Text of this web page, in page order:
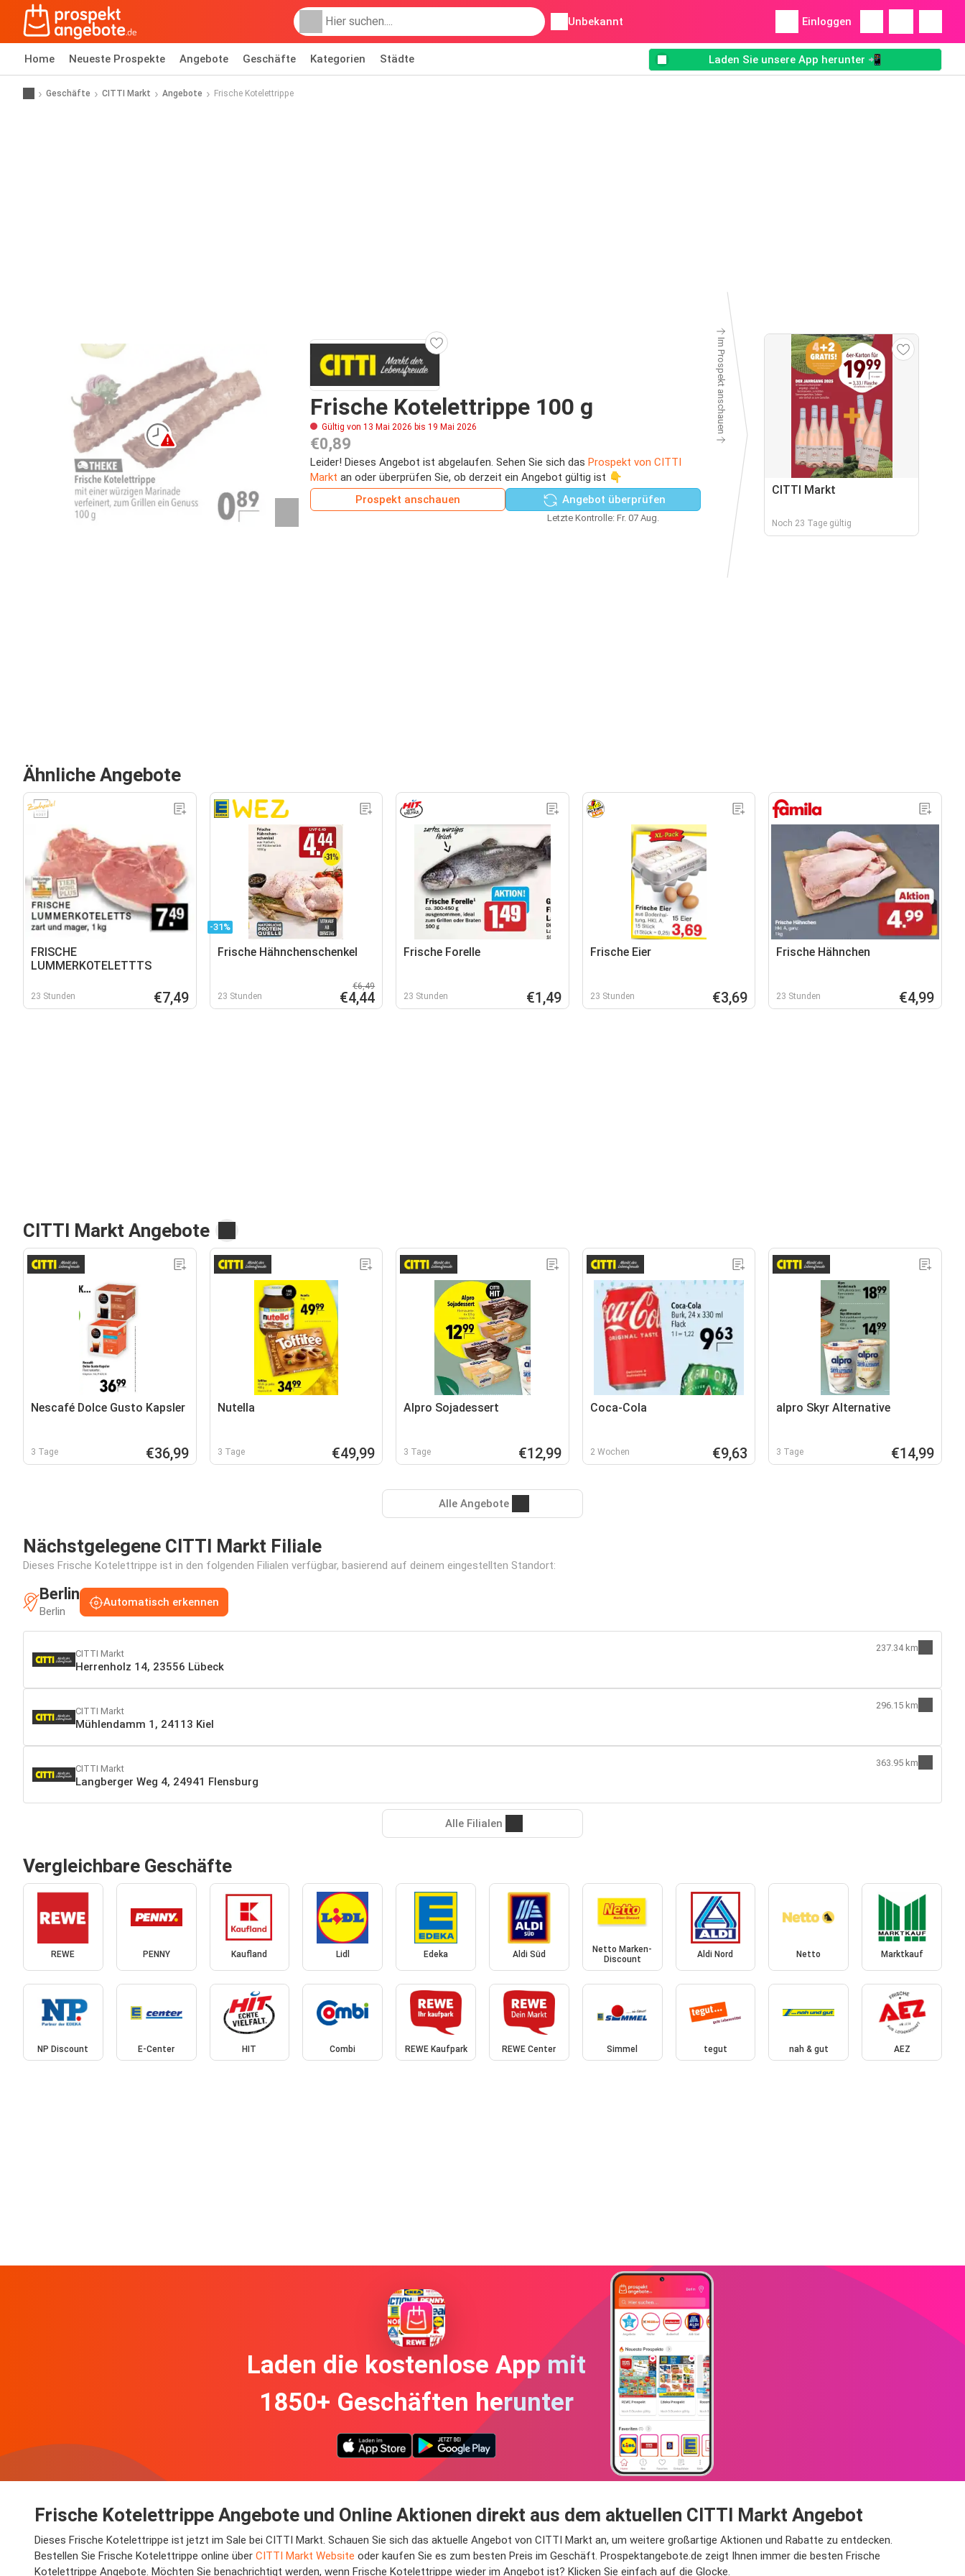
Unbekannt Einloggen
Home Neueste Prospekte Angebote Geschäfte Kategorien Städte Laden Sie unsere App herunter 📲
Geschäfte CITTI Markt Angebote Frische Kotelettrippe
Frische Kotelettrippe 100 g
Gültig von 13 Mai 2026 bis 19 Mai 2026
€0,89
Leider! Dieses Angebot ist abgelaufen. Sehen Sie sich das Prospekt von CITTI
Markt an oder überprüfen Sie, ob derzeit ein Angebot gültig ist 👇
Prospekt anschauen
Angebot überprüfen
Letzte Kontrolle: Fr. 07 Aug.
Im Prospekt anschauen
CITTI Markt
Noch 23 Tage gültig
Ähnliche Angebote
FRISCHE
LUMMERKOTELETTTS
23 Stunden €7,49
-31%
Frische Hähnchenschenkel
23 Stunden
€6,49
€4,44
Frische Forelle
23 Stunden €1,49
Frische Eier
23 Stunden €3,69
Frische Hähnchen
23 Stunden €4,99
CITTI Markt Angebote
Nescafé Dolce Gusto Kapsler
3 Tage €36,99
Nutella
3 Tage €49,99
Alpro Sojadessert
3 Tage €12,99
Coca-Cola
2 Wochen €9,63
alpro Skyr Alternative
3 Tage €14,99
Alle Angebote
Nächstgelegene CITTI Markt Filiale
Dieses Frische Kotelettrippe ist in den folgenden Filialen verfügbar, basierend auf deinem eingestellten Standort:
Berlin
Berlin
Automatisch erkennen
CITTI Markt
Herrenholz 14, 23556 Lübeck
237.34 km
CITTI Markt
Mühlendamm 1, 24113 Kiel
296.15 km
CITTI Markt
Langberger Weg 4, 24941 Flensburg
363.95 km
Alle Filialen
Vergleichbare Geschäfte
REWE PENNY Kaufland Lidl Edeka Aldi Süd
Netto Marken-
Discount
Aldi Nord Netto Marktkauf
NP Discount E-Center HIT Combi REWE Kaufpark REWE Center Simmel tegut nah & gut AEZ
Laden die kostenlose App mit
1850+ Geschäften herunter
Frische Kotelettrippe Angebote und Online Aktionen direkt aus dem aktuellen CITTI Markt Angebot
Dieses Frische Kotelettrippe ist jetzt im Sale bei CITTI Markt. Schauen Sie sich das aktuelle Angebot von CITTI Markt an, um weitere großartige Aktionen und Rabatte zu entdecken.
Bestellen Sie Frische Kotelettrippe online über CITTI Markt Website oder kaufen Sie es zum besten Preis im Geschäft. Prospektangebote.de zeigt Ihnen immer die besten Frische
Kotelettrippe Angebote. Möchten Sie benachrichtigt werden, wenn Frische Kotelettrippe wieder im Angebot ist? Klicken Sie einfach auf die Glocke.